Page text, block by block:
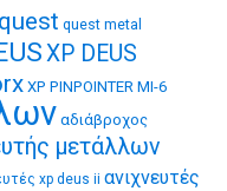
quest quest metal
XP DEUS
XP PINPOINTER MI-6
αδιάβροχος
μετάλλων
xp deus ii ανιχνευτές